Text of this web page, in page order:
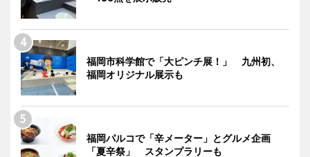
福岡市科学館で「大ピンチ展！」 九州初、
福岡オリジナル展示も
福岡パルコで「辛メーター」とグルメ企画
「夏辛祭」 スタンプラリーも